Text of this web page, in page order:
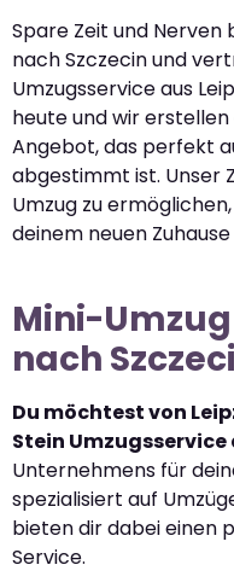
Spare Zeit und Nerven
nach Szczecin und
Umzugsservice aus
heute und wir
Angebot, das perfekt
abgestimmt ist. Unser
Umzug zu
deinem neuen
Mini-
nach
Du möchtest von
Stein Umzugsservice
Unternehmens für
spezialisiert auf
bieten dir dabei einen
Service.